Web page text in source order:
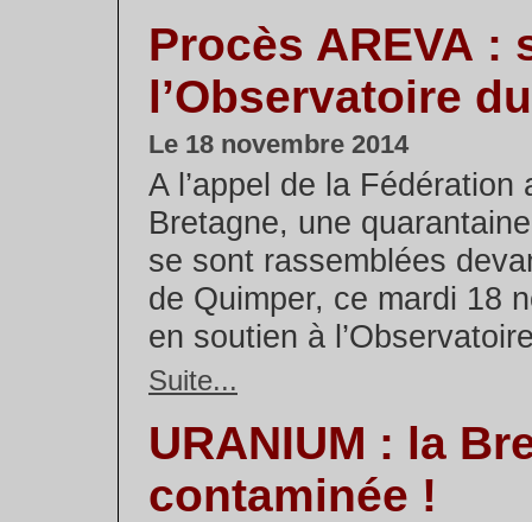
Procès AREVA :
l’Observatoire
Le 18 novembre 2014
A l’appel de la Fédération
Bretagne, une
se sont rassemblées
de Quimper, ce mardi 18
en soutien à
Suite...
URANIUM : la
contaminée !